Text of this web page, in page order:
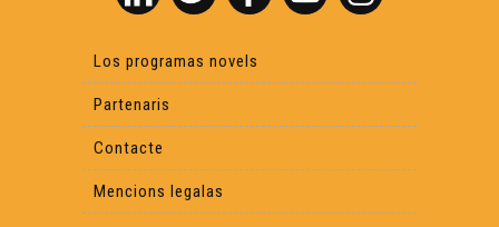
Los programas novels
Partenaris
Contacte
Mencions legalas